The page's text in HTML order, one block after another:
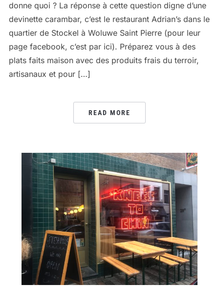
donne quoi ? La réponse à cette question digne d’une
devinette carambar, c’est le restaurant Adrian’s dans le
quartier de Stockel à Woluwe Saint Pierre (pour leur
page facebook, c’est par ici). Préparez vous à des
plats faits maison avec des produits frais du terroir,
artisanaux et pour […]
READ MORE